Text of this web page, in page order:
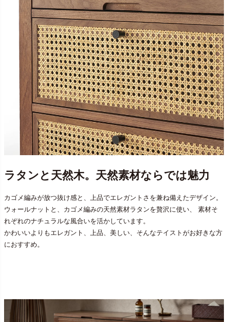
ラタンと天然木。天然素材ならでは魅力
カゴメ編みが放つ抜け感と、上品でエレガントさを兼ね備えたデザイン。
ウォールナットと、カゴメ編みの天然素材ラタンを贅沢に使い、 素材そ
れぞれのナチュラルな風合いを活かしています。
かわいいよりもエレガント、上品、美しい、そんなテイストがお好きな方
におすすめ。